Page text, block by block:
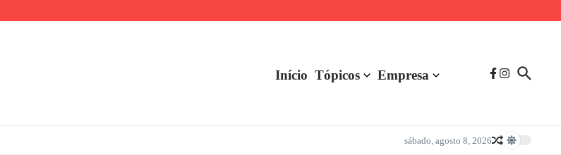
Início Tópicos Empresa
sábado, agosto 8, 2026